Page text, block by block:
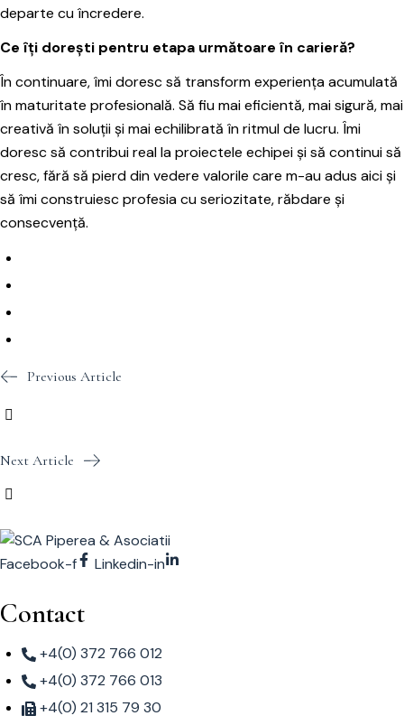
departe cu încredere.
Ce îți dorești pentru etapa următoare în carieră?
În continuare, îmi doresc să transform experiența acumulată
în maturitate profesională. Să fiu mai eficientă, mai sigură, mai
creativă în soluții și mai echilibrată în ritmul de lucru. Îmi
doresc să contribui real la proiectele echipei și să continui să
cresc, fără să pierd din vedere valorile care m-au adus aici și
să îmi construiesc profesia cu seriozitate, răbdare și
consecvență.
Previous Article
Next Article
Facebook-f Linkedin-in
Contact
+4(0) 372 766 012
+4(0) 372 766 013
+4(0) 21 315 79 30